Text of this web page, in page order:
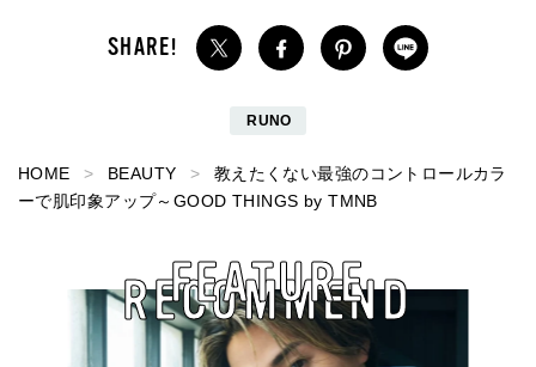
RUNO
HOME BEAUTY
教えたくない最強のコントロールカラ
ーで肌印象アップ～GOOD THINGS by TMNB
RECOMMEND
FEATURE